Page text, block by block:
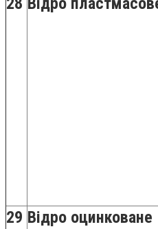
29 Відро оцинковане